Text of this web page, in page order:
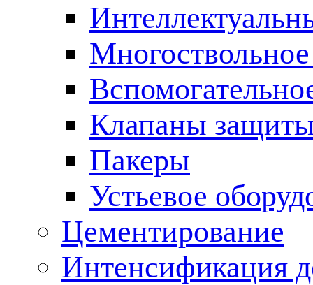
Клапаны
Пакеры
Устьевое
Цементирование
Интенсификация